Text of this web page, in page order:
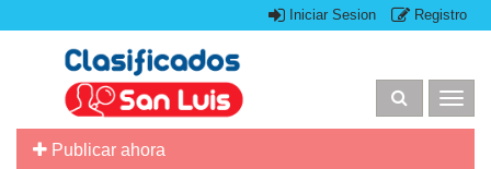
Iniciar Sesion Registro
Publicar ahora